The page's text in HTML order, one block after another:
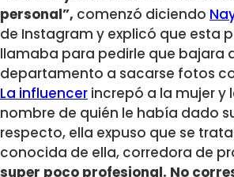
personal”, comenzó diciendo
de Instagram y explicó que esta
llamaba para pedirle que bajara
departamento a sacarse fotos
La influencer increpó a la mujer y
nombre de quién le había dado
respecto, ella expuso que se
conocida de ella, corredora de
super poco profesional. No